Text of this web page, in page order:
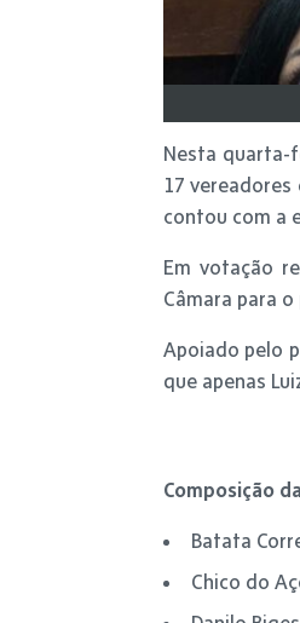
Nesta quarta-
17
contou com a
Em votação
Câmara para
Apoiado pelo
que apenas
Composição
Batata
Chico do